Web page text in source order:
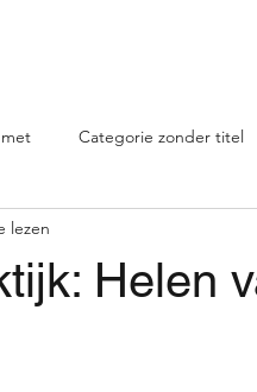
Categorie zonder titel
Helen
lezen